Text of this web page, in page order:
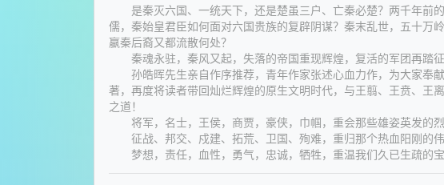
是秦灭六国、一统天下，还是楚虽三户、亡秦必楚？两千年前
儒，秦始皇君臣如何面对六国贵族的复辟阴谋？秦末乱世，五十万
嬴秦后裔又都流散何处？
秦魂永驻，秦风又起，失落的帝国重现辉煌，复活的军团再踏征
孙皓晖先生亲自作序推荐，青年作家张述心血力作，为大家奉
著，再度将读者带回灿烂辉煌的原生文明时代，与王翦、王贲、王
之道！
将军，名士，王侯，商贾，豪侠，巾帼，重会那些雄姿英发的烈
征战、邦交、戍建、拓荒、卫国、殉难，重归那个热血阳刚的伟
梦想，责任，血性，勇气，忠诚，牺牲，重温我们久已生疏的宝